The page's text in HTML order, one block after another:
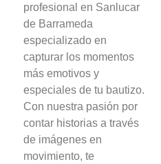
profesional en Sanlucar
de Barrameda
especializado en
capturar los momentos
más emotivos y
especiales de tu bautizo.
Con nuestra pasión por
contar historias a través
de imágenes en
movimiento, te